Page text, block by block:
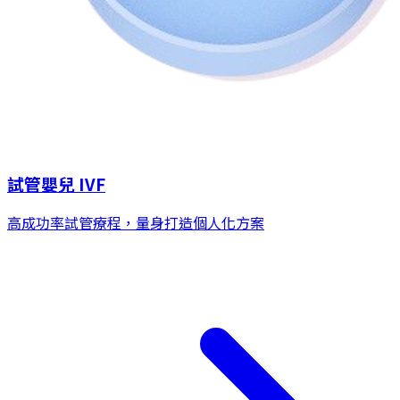
試管嬰兒 IVF
高成功率試管療程，量身打造個人化方案